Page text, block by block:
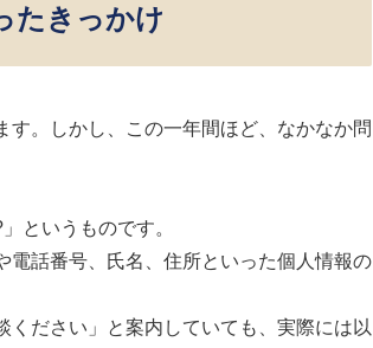
たきっかけ
。しかし、この一年間ほど、なかなか問
というものです。
電話番号、氏名、住所といった個人情報の
ださい」と案内していても、実際には以